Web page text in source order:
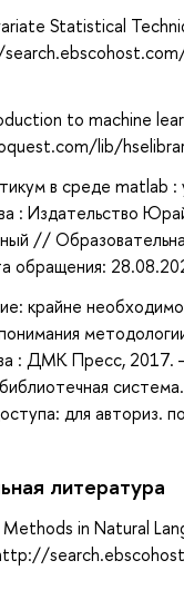
Statistical
to machine
lib/
в среде matlab :
: Издательство
//
крайне
: ДМК Пресс,
для авториз.
литература
in Natural